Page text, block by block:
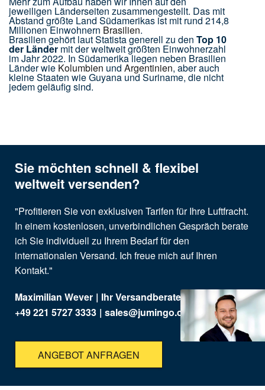
jeweiligen Länderseiten zusammengestellt. Das mit
Abstand größte Land Südamerikas ist mit rund 214,8
Millionen Einwohnern Brasilien.
Brasilien gehört laut Statista generell zu den Top 10
der Länder mit der weltweit größten Einwohnerzahl
im Jahr 2022. In Südamerika liegen neben Brasilien
Länder wie Kolumbien und Argentinien, aber auch
kleine Staaten wie Guyana und Suriname, die nicht
jedem geläufig sind.
Sie möchten schnell & flexibel
weltweit versenden?
"Profitieren Sie von exklusiven Tarifen für Ihre Luftfracht.
In einem kostenlosen, unverbindlichen Gespräch berate
ich Sie individuell zu Ihrem Bedarf für den
internationalen Versand. Ich freue mich auf Ihren
Kontakt."
Maximilian Wever | Ihr Versandberater
+49 221 5727 3333 | sales@jumingo.com
ANGEBOT ANFRAGEN